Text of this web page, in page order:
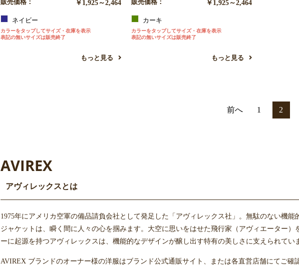
販売価格： ￥1,925～2,464
ネイビー
カラーをタップしてサイズ・在庫を表示
表記の無いサイズは販売終了
もっと見る
販売価格：
￥1,925～2,464
カーキ
カラーをタップしてサイズ・在庫を表示
表記の無いサイズは販売終了
もっと見る
前へ 1 2
AVIREX
アヴィレックスとは
1975年にアメリカ空軍の備品請負会社として発足した「アヴィレックス社」。無駄のない機
ジャケットは、瞬く間に人々の心を掴みます。大空に思いをはせた飛行家（アヴィエーター
ーに起源を持つアヴィレックスは、機能的なデザインが醸し出す特有の美しさに支えられてい
AVIREX ブランドのオーナー様の洋服はブランド公式通販サイト、または各直営店舗にてご確